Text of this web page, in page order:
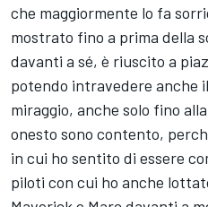
che maggiormente lo fa
mostrato fino a prima della
davanti a sé, è riuscito a
potendo intravedere anche
miraggio, anche solo fino
onesto sono contento,
in cui ho sentito di essere
piloti con cui ho anche